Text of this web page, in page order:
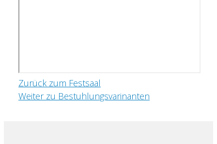
Zurück zum Festsaal
Weiter zu Bestuhlungsvarinanten